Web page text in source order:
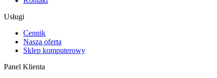
Usługi
Cennik
Nasza oferta
Sklep komputerowy
Panel Klienta